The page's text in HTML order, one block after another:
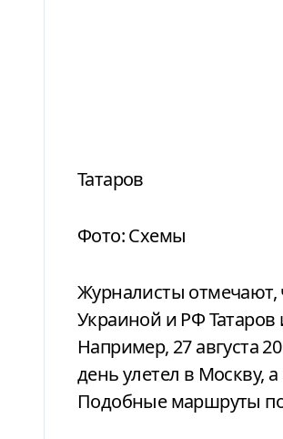
Татаров
Фото: Схемы
Журналисты отмечают,
Украиной и РФ Татаров
Например, 27 августа
день улетел в Москву,
Подобные маршруты